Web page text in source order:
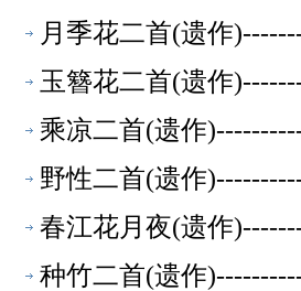
月季花二首(遗作
玉簪花二首(遗作
乘凉二首(遗作
野性二首(遗作
春江花月夜(遗作
种竹二首(遗作